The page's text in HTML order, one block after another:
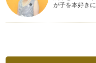
オレンジ色のハロウィ
ーションがキラキラ輝き
食べるだけじゃない！
今年の春、日本一美し
が子を本好き